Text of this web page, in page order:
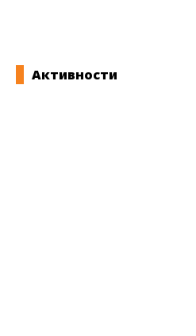
Активности